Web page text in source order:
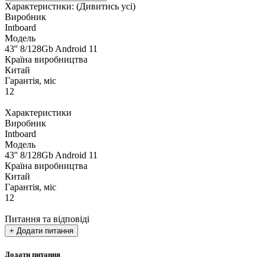
Характеристики: (Дивитись усі)
Виробник
Intboard
Модель
43'' 8/128Gb Android 11
Країна виробництва
Китай
Гарантія, міс
12
Характеристики
Виробник
Intboard
Модель
43'' 8/128Gb Android 11
Країна виробництва
Китай
Гарантія, міс
12
Питання та відповіді
+ Додати питання
Додати питання